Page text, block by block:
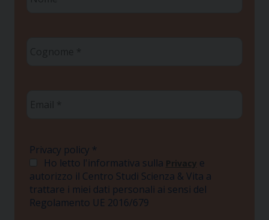
Privacy policy *
Ho letto l'informativa sulla Privacy e
autorizzo il Centro Studi Scienza & Vita a
trattare i miei dati personali ai sensi del
Regolamento UE 2016/679